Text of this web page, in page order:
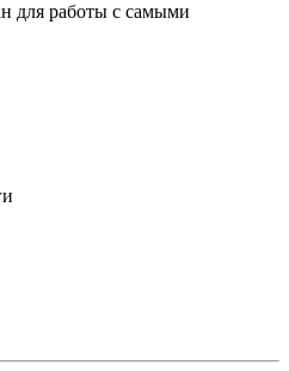
для работы с самыми